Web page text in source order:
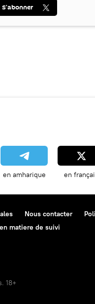
S’abonner
en amharique en
Nous contacter
matiere de suivi
18+